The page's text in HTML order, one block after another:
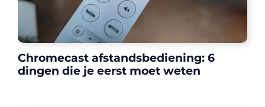
Chromecast afstandsbediening: 6
dingen die je eerst moet weten